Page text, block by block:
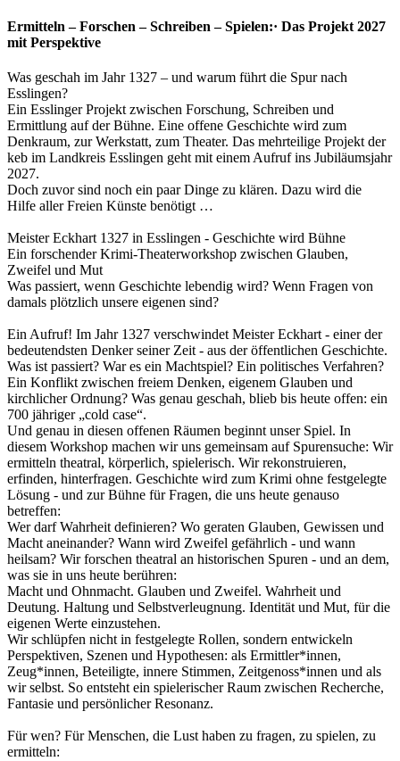
Ermitteln – Forschen – Schreiben – Spielen:· Das Projekt 2027
mit Perspektive
Was geschah im Jahr 1327 – und warum führt die Spur nach
Esslingen?
Ein Esslinger Projekt zwischen Forschung, Schreiben und
Ermittlung auf der Bühne. Eine offene Geschichte wird zum
Denkraum, zur Werkstatt, zum Theater. Das mehrteilige Projekt der
keb im Landkreis Esslingen geht mit einem Aufruf ins Jubiläumsjahr
2027.
Doch zuvor sind noch ein paar Dinge zu klären. Dazu wird die
Hilfe aller Freien Künste benötigt …
Meister Eckhart 1327 in Esslingen - Geschichte wird Bühne
Ein forschender Krimi-Theaterworkshop zwischen Glauben,
Zweifel und Mut
Was passiert, wenn Geschichte lebendig wird? Wenn Fragen von
damals plötzlich unsere eigenen sind?
Ein Aufruf! Im Jahr 1327 verschwindet Meister Eckhart - einer der
bedeutendsten Denker seiner Zeit - aus der öffentlichen Geschichte.
Was ist passiert? War es ein Machtspiel? Ein politisches Verfahren?
Ein Konflikt zwischen freiem Denken, eigenem Glauben und
kirchlicher Ordnung? Was genau geschah, blieb bis heute offen: ein
700 jähriger „cold case“.
Und genau in diesen offenen Räumen beginnt unser Spiel. In
diesem Workshop machen wir uns gemeinsam auf Spurensuche: Wir
ermitteln theatral, körperlich, spielerisch. Wir rekonstruieren,
erfinden, hinterfragen. Geschichte wird zum Krimi ohne festgelegte
Lösung - und zur Bühne für Fragen, die uns heute genauso
betreffen:
Wer darf Wahrheit definieren? Wo geraten Glauben, Gewissen und
Macht aneinander? Wann wird Zweifel gefährlich - und wann
heilsam? Wir forschen theatral an historischen Spuren - und an dem,
was sie in uns heute berühren:
Macht und Ohnmacht. Glauben und Zweifel. Wahrheit und
Deutung. Haltung und Selbstverleugnung. Identität und Mut, für die
eigenen Werte einzustehen.
Wir schlüpfen nicht in festgelegte Rollen, sondern entwickeln
Perspektiven, Szenen und Hypothesen: als Ermittler*innen,
Zeug*innen, Beteiligte, innere Stimmen, Zeitgenoss*innen und als
wir selbst. So entsteht ein spielerischer Raum zwischen Recherche,
Fantasie und persönlicher Resonanz.
Für wen? Für Menschen, die Lust haben zu fragen, zu spielen, zu
ermitteln: